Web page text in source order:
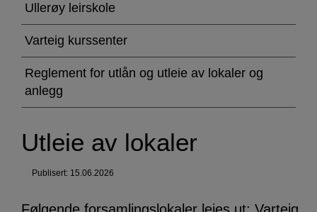
Ullerøy leirskole
Varteig kurssenter
Reglement for utlån og utleie av lokaler og
anlegg
Utleie av lokaler
Publisert: 15.06.2026